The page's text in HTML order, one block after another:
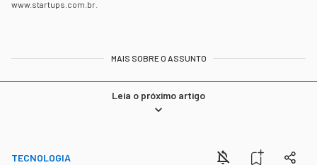
www.startups.com.br.
MAIS SOBRE O ASSUNTO
Leia o próximo artigo
TECNOLOGIA